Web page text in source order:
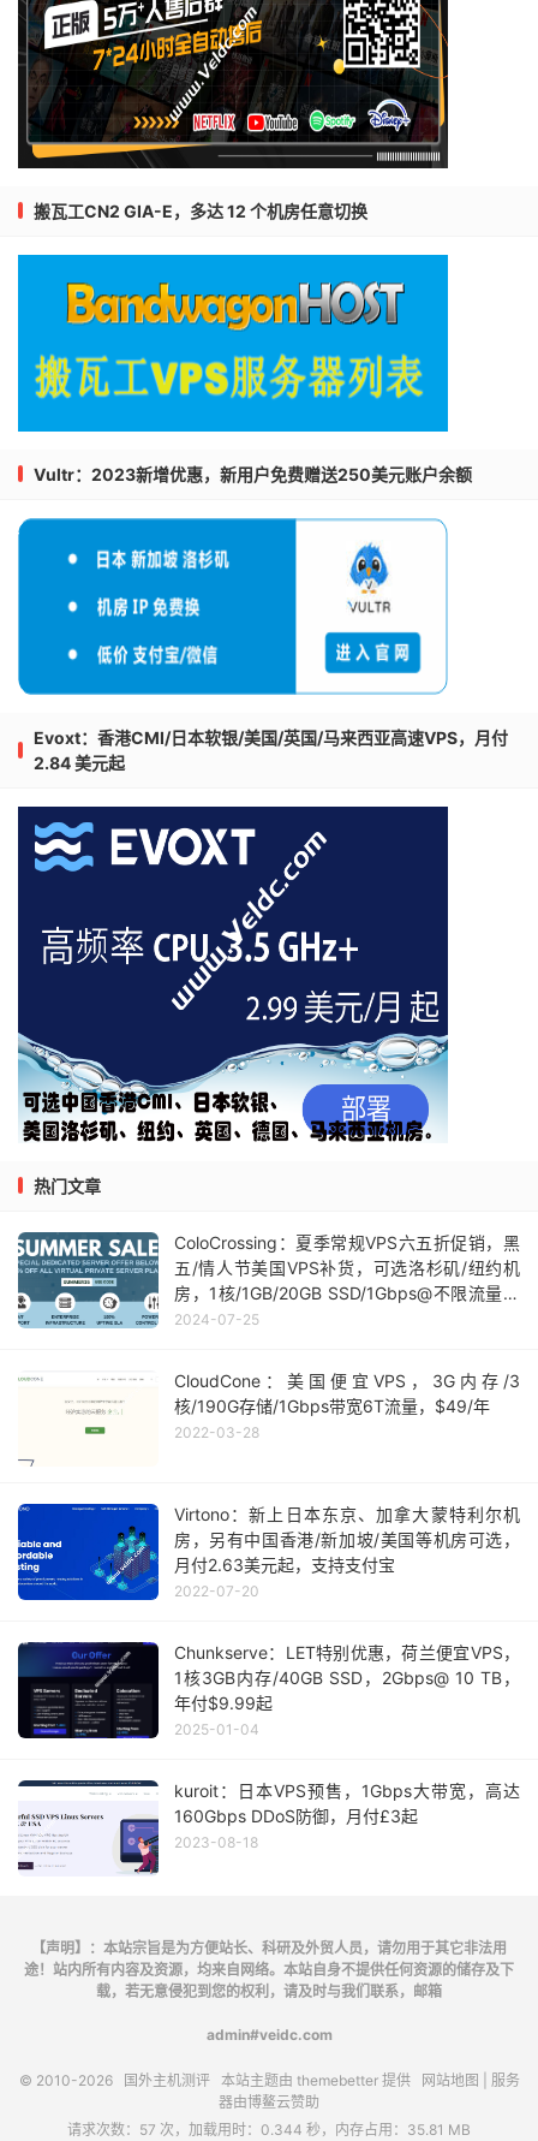
搬瓦工CN2 GIA-E，多达 12 个机房任意切换
Vultr：2023新增优惠，新用户免费赠送250美元账户余额
Evoxt：香港CMI/日本软银/美国/英国/马来西亚高速VPS，月付
2.84 美元起
热门文章
ColoCrossing：夏季常规VPS六五折促销，黑
五/情人节美国VPS补货，可选洛杉矶/纽约机
房，1核/1GB/20GB SSD/1Gbps@不限流量，
年付$10起
2024-07-25
CloudCone：美国便宜VPS，3G内存/3
核/190G存储/1Gbps带宽6T流量，$49/年
2022-03-28
Virtono：新上日本东京、加拿大蒙特利尔机
房，另有中国香港/新加坡/美国等机房可选，
月付2.63美元起，支持支付宝
2022-07-20
Chunkserve：LET特别优惠，荷兰便宜VPS，
1核3GB内存/40GB SSD，2Gbps@ 10 TB，
年付$9.99起
2025-01-04
kuroit：日本VPS预售，1Gbps大带宽，高达
160Gbps DDoS防御，月付£3起
2023-08-18
【声明】：本站宗旨是为方便站长、科研及外贸人员，请勿用于其它非法用
途！站内所有内容及资源，均来自网络。本站自身不提供任何资源的储存及下
载，若无意侵犯到您的权利，请及时与我们联系，邮箱
admin#veidc.com
© 2010-2026 国外主机测评本站主题由 themebetter提供 网站地图 | 服务
器由博鳌云赞助
请求次数：57 次，加载用时：0.344 秒，内存占用：35.81 MB